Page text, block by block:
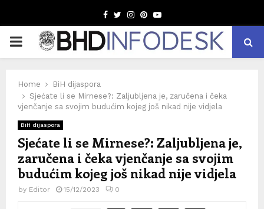
Facebook
TwitterInstagram
Pinterest
Youtube
PRIMARY
Home
BiH dijaspora
Sjećate li se Mirnese?: Zaljubljena je, zaručena i čeka
vjenčanje sa svojim budućim kojeg još nikad nije vidjela
BiH dijaspora
Sjećate li se Mirnese?: Zaljubljena je,
zaručena i čeka vjenčanje sa svojim
budućim kojeg još nikad nije vidjela
by Editor 15/12/2023 0